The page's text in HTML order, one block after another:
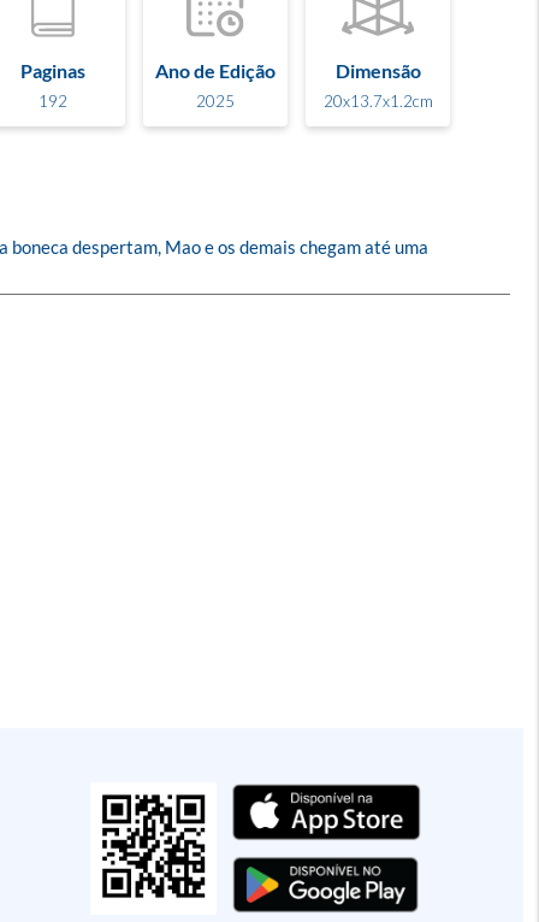
Paginas
192
Ano de Edição
2025
Dimensão
20x13.7x1.2cm
despertam, Mao e os demais chegam até uma